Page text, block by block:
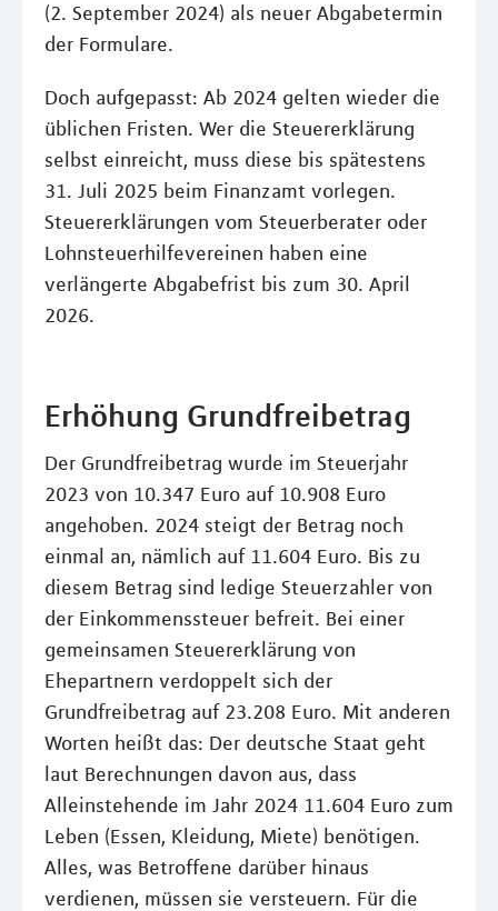
(2. September 2024) als neuer Abgabetermin
der Formulare.
Doch aufgepasst: Ab 2024 gelten wieder die
üblichen Fristen. Wer die Steuererklärung
selbst einreicht, muss diese bis spätestens
31. Juli 2025 beim Finanzamt vorlegen.
Steuererklärungen vom Steuerberater oder
Lohnsteuerhilfevereinen haben eine
verlängerte Abgabefrist bis zum 30. April
2026.
Erhöhung Grundfreibetrag
Der Grundfreibetrag wurde im Steuerjahr
2023 von 10.347 Euro auf 10.908 Euro
angehoben. 2024 steigt der Betrag noch
einmal an, nämlich auf 11.604 Euro. Bis zu
diesem Betrag sind ledige Steuerzahler von
der Einkommenssteuer befreit. Bei einer
gemeinsamen Steuererklärung von
Ehepartnern verdoppelt sich der
Grundfreibetrag auf 23.208 Euro. Mit anderen
Worten heißt das: Der deutsche Staat geht
laut Berechnungen davon aus, dass
Alleinstehende im Jahr 2024 11.604 Euro zum
Leben (Essen, Kleidung, Miete) benötigen.
Alles, was Betroffene darüber hinaus
verdienen, müssen sie versteuern. Für die